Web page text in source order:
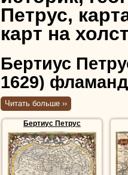
Петрус,
карт на
Бертиус
1629)
картограф.
Бертиус
Беверен,
Фландрии, в
Читать больше ››
Бертиус Петрус